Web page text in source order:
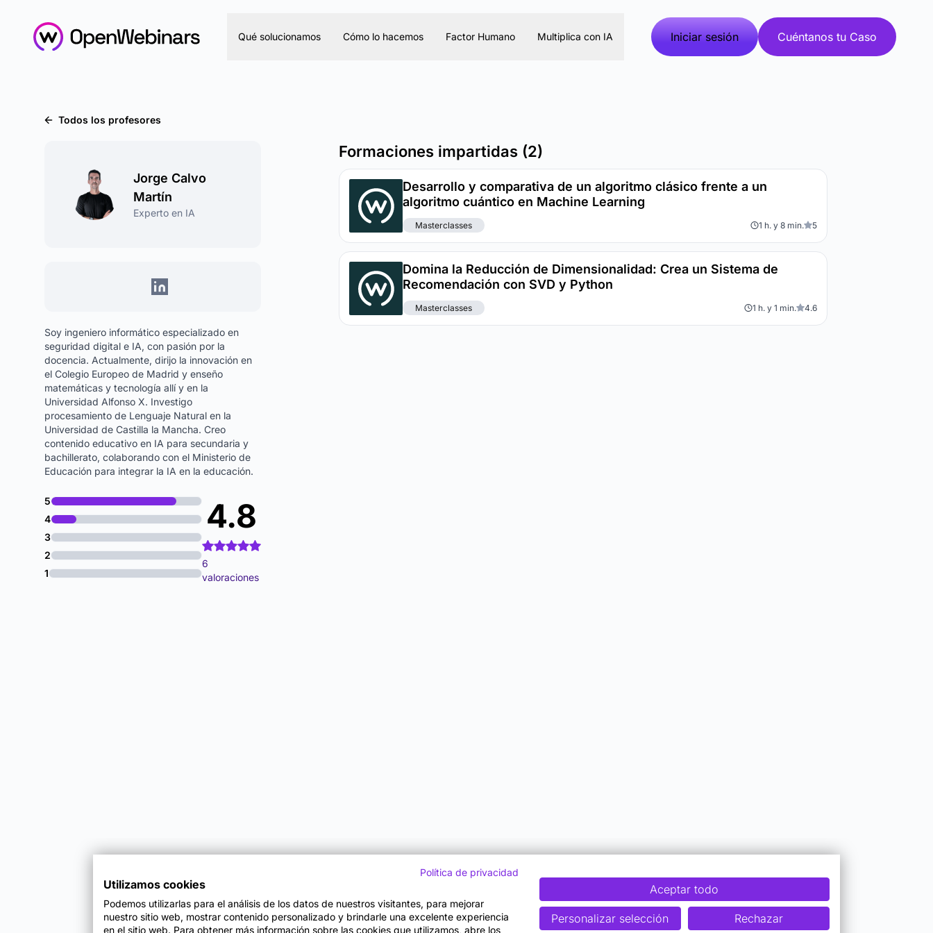
Qué solucionamos Cómo lo hacemos Factor Humano Multiplica con IA Iniciar sesión Cuéntanos tu Caso
Todos los profesores
Jorge Calvo
Martín
Experto en IA
Soy ingeniero informático especializado en
seguridad digital e IA, con pasión por la
docencia. Actualmente, dirijo la innovación en
el Colegio Europeo de Madrid y enseño
matemáticas y tecnología allí y en la
Universidad Alfonso X. Investigo
procesamiento de Lenguaje Natural en la
Universidad de Castilla la Mancha. Creo
contenido educativo en IA para secundaria y
bachillerato, colaborando con el Ministerio de
Educación para integrar la IA en la educación.
4.8
6
valoraciones
5
4
3
2
1
Formaciones impartidas (2)
Desarrollo y comparativa de un algoritmo clásico frente a un
algoritmo cuántico en Machine Learning
Masterclasses 1 h. y 8 min. 5
Domina la Reducción de Dimensionalidad: Crea un Sistema de
Recomendación con SVD y Python
Masterclasses 1 h. y 1 min. 4.6
Política de privacidad
Utilizamos cookies
Podemos utilizarlas para el análisis de los datos de nuestros visitantes, para mejorar
nuestro sitio web, mostrar contenido personalizado y brindarle una excelente experiencia
en el sitio web. Para obtener más información sobre las cookies que utilizamos, abre los
Aceptar todo
Personalizar selección Rechazar